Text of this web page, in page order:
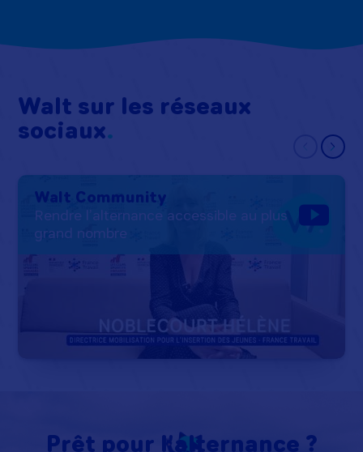
Walt sur les réseaux
sociaux
Walt Community
Rendre l’alternance accessible au plus
grand nombre
Prêt pour l'alternance ?